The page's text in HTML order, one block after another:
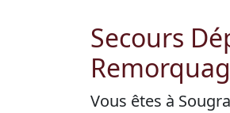
Secours
Vous êtes à